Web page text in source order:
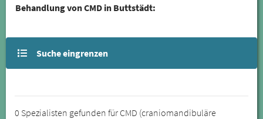
Behandlung von CMD in Buttstädt:
Suche eingrenzen
0 Spezialisten gefunden für CMD (craniomandibuläre